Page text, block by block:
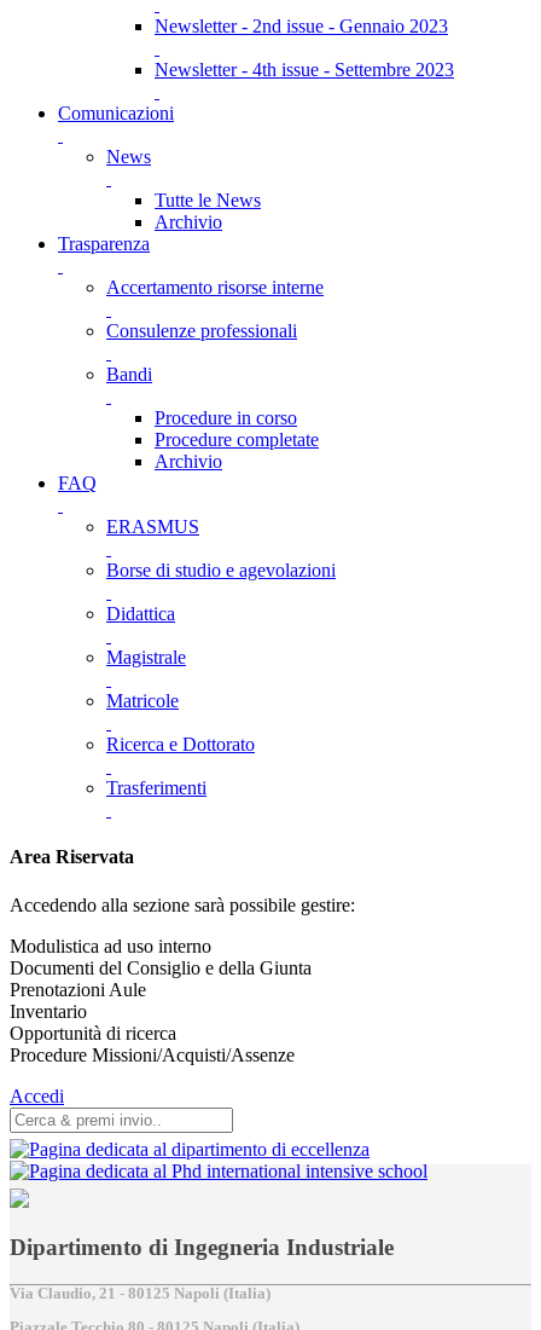
Newsletter - 2nd issue - Gennaio 2023
Newsletter - 4th issue - Settembre 2023
Comunicazioni
News
Tutte le News
Archivio
Trasparenza
Accertamento risorse interne
Consulenze professionali
Bandi
Procedure in corso
Procedure completate
Archivio
FAQ
ERASMUS
Borse di studio e agevolazioni
Didattica
Magistrale
Matricole
Ricerca e Dottorato
Trasferimenti
Area Riservata
Accedendo alla sezione sarà possibile gestire:
Modulistica ad uso interno
Documenti del Consiglio e della Giunta
Prenotazioni Aule
Inventario
Opportunità di ricerca
Procedure Missioni/Acquisti/Assenze
Accedi
Dipartimento di Ingegneria Industriale
Via Claudio, 21 - 80125 Napoli (Italia)